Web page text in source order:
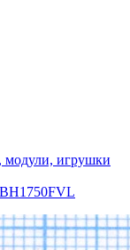
модули, игрушки